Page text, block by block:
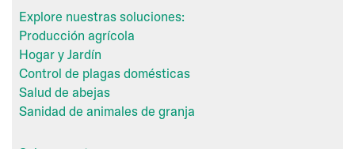
Explore nuestras soluciones:
Producción agrícola
Hogar y Jardín
Control de plagas domésticas
Salud de abejas
Sanidad de animales de granja